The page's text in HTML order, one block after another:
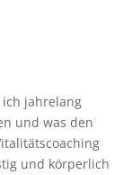
ich jahrelang
und was den
und körperlich